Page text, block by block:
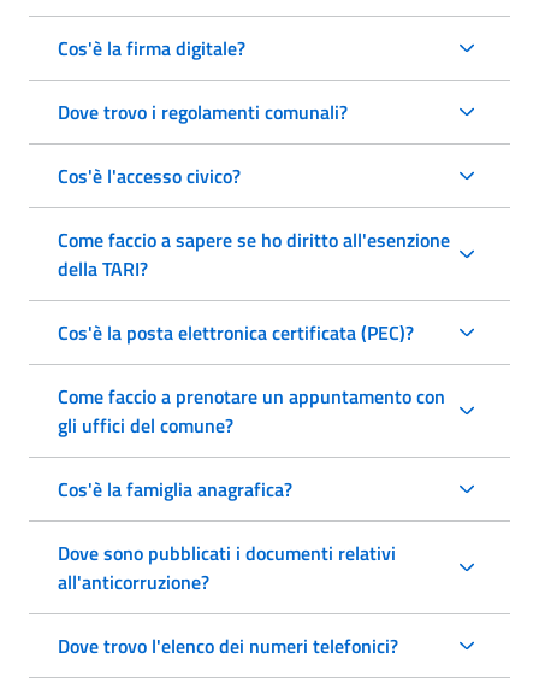
Cos'è la firma digitale?
Dove trovo i regolamenti comunali?
Cos'è l'accesso civico?
Come faccio a sapere se ho diritto all'esenzione
della TARI?
Cos'è la posta elettronica certificata (PEC)?
Come faccio a prenotare un appuntamento con
gli uffici del comune?
Cos'è la famiglia anagrafica?
Dove sono pubblicati i documenti relativi
all'anticorruzione?
Dove trovo l'elenco dei numeri telefonici?